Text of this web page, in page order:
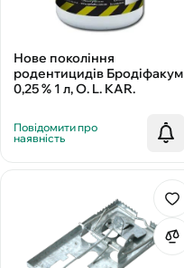
Нове покоління
родентицидів Бродіфакум
0,25 % 1 л, O. L. KAR.
Повідомити про
наявність